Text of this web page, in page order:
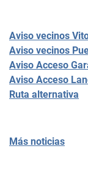
Aviso vecinos
Aviso vecinos
Aviso Acceso
Aviso Acceso
Ruta alternativa
Más noticias